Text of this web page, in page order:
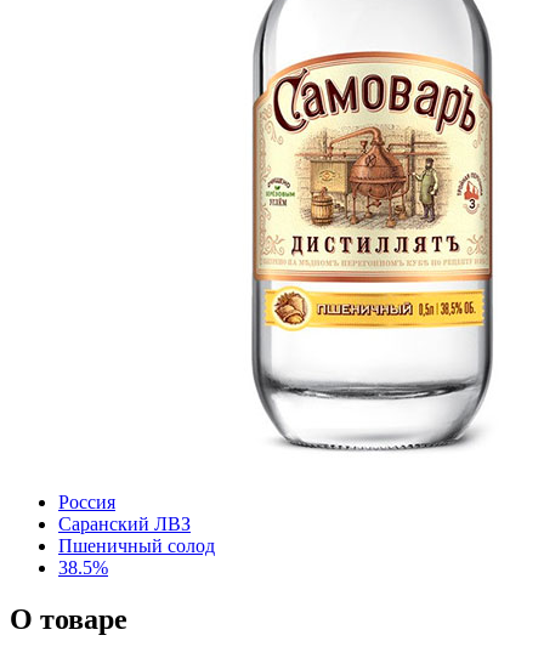
Россия
Саранский ЛВЗ
Пшеничный солод
38.5%
О товаре